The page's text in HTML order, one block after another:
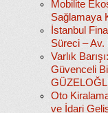
Mobilite
Sağlamaya
İstanbul
Süreci –
Varlık
Güvenceli
Oto
ve İdari